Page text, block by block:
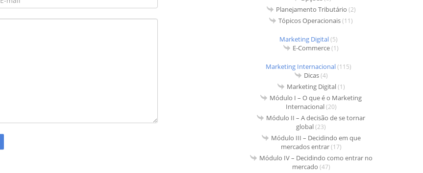
Planejamento Tributário (2)
Tópicos Operacionais(11)
Marketing Digital(5)
E-Commerce(1)
Marketing Internacional(115)
Dicas(4)
Marketing Digital(1)
Módulo I – O que é o Marketing
Internacional(20)
Módulo II – A decisão de se tornar
global(23)
Módulo III – Decidindo em que
mercados entrar(17)
Módulo IV – Decidindo como entrar no
mercado (47)